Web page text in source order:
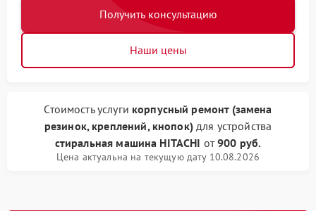
Получить консультацию
Наши цены
Стоимость услуги корпусный ремонт (замена
резинок, креплений, кнопок)для устройства
стиральная машина HITACHI от900 руб.
Цена актуальна на текущую дату 10.08.2026